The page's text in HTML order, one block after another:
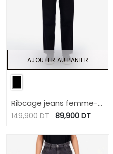
Ribcage jeans femme-
RAYA 2.0
149,900DT 89,900DT
AJOUTER AU PANIER